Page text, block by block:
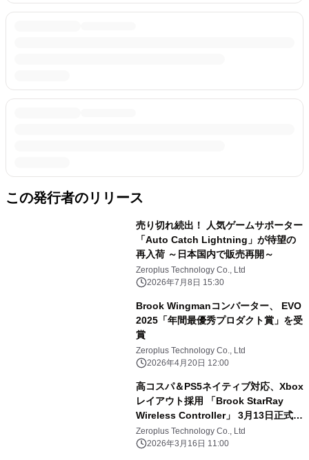
この発行者のリリース
売り切れ続出！ 人気ゲームサポーター
「Auto Catch Lightning」が待望の
再入荷 ～日本国内で販売再開～
Zeroplus Technology Co., Ltd
2026年7月8日 15:30
Brook Wingmanコンバーター、 EVO
2025「年間最優秀プロダクト賞」を受
賞
Zeroplus Technology Co., Ltd
2026年4月20日 12:00
高コスパ＆PS5ネイティブ対応、Xbox
レイアウト採用 「Brook StarRay
Wireless Controller」 3月13日正式発
売(現在発売中)
Zeroplus Technology Co., Ltd
2026年3月16日 11:00